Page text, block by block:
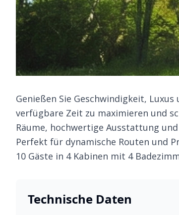
Genießen Sie Geschwindigkeit,
verfügbare Zeit zu maximieren und
Räume, hochwertige Ausstattung
Perfekt für dynamische Routen und
10 Gäste in 4 Kabinen mit 4
Technische Daten